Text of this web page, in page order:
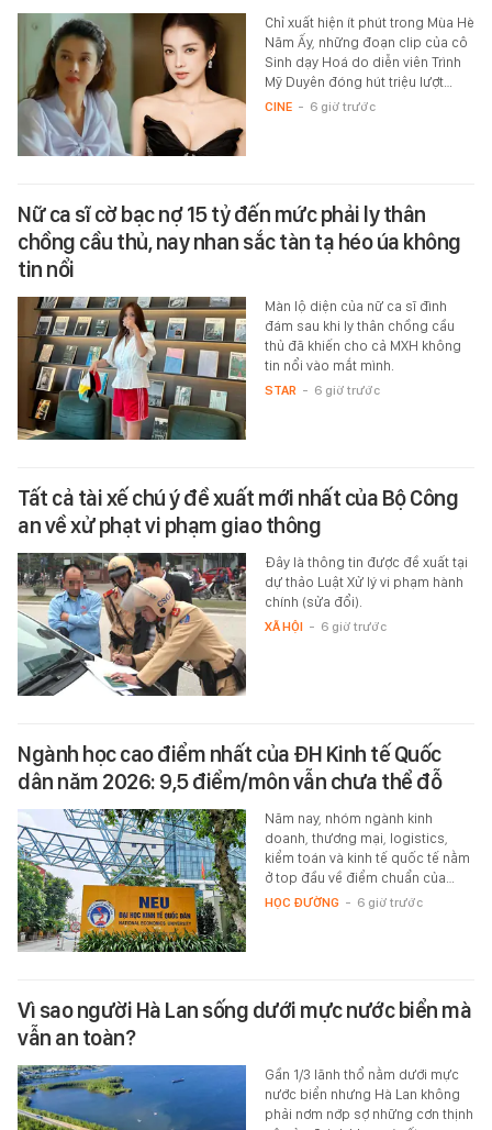
Chỉ xuất hiện ít phút trong Mùa Hè
Năm Ấy, những đoạn clip của cô
Sinh dạy Hoá do diễn viên Trình
Mỹ Duyên đóng hút triệu lượt…
CINE - 6 giờ trước
Nữ ca sĩ cờ bạc nợ 15 tỷ đến mức phải ly thân
chồng cầu thủ, nay nhan sắc tàn tạ héo úa không
tin nổi
Màn lộ diện của nữ ca sĩ đình
đám sau khi ly thân chồng cầu
thủ đã khiến cho cả MXH không
tin nổi vào mắt mình.
STAR - 6 giờ trước
Tất cả tài xế chú ý đề xuất mới nhất của Bộ Công
an về xử phạt vi phạm giao thông
Đây là thông tin được đề xuất tại
dự thảo Luật Xử lý vi phạm hành
chính (sửa đổi).
XÃ HỘI - 6 giờ trước
Ngành học cao điểm nhất của ĐH Kinh tế Quốc
dân năm 2026: 9,5 điểm/môn vẫn chưa thể đỗ
Năm nay, nhóm ngành kinh
doanh, thương mại, logistics,
kiểm toán và kinh tế quốc tế nằm
ở top đầu về điểm chuẩn của…
HỌC ĐƯỜNG - 6 giờ trước
Vì sao người Hà Lan sống dưới mực nước biển mà
vẫn an toàn?
Gần 1/3 lãnh thổ nằm dưới mực
nước biển nhưng Hà Lan không
phải nơm nớp sợ những cơn thịnh